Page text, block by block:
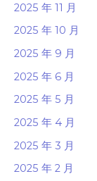
2025 年 11 月
2025 年 10 月
2025 年 9 月
2025 年 6 月
2025 年 5 月
2025 年 4 月
2025 年 3 月
2025 年 2 月